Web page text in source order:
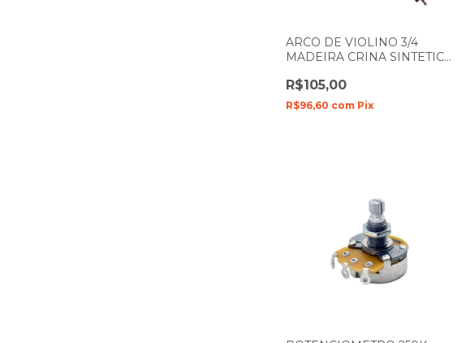
ARCO DE VIOLINO 3/4
MADEIRA CRINA SINTETICA
R$105,00
R$96,60 com Pix